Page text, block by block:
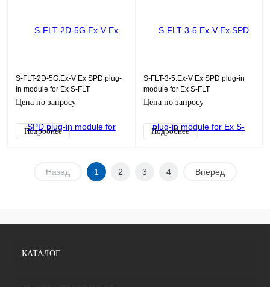
S-FLT-2D-5G.Ex-V Ex SPD plug-
in module for Ex S-FLT
Цена по запросу
Подробнее
S-FLT-3-5.Ex-V Ex SPD plug-in
module for Ex S-FLT
Цена по запросу
Подробнее
Назад 1 2 3 4 Вперед
КАТАЛОГ